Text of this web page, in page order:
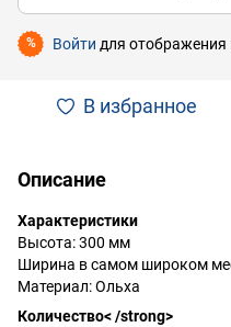
% Войти для отображения
В избранное
Описание
Характеристики
Высота: 300 мм
Ширина в самом широком
Материал: Ольха
Количество< /strong>